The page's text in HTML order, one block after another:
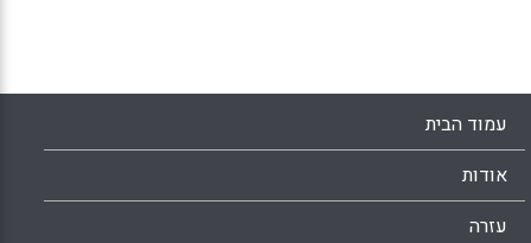
בשיפור ההוראה והלמידה (Tracie M. Addy,
Patricia Simmons, Grant E. Gardner, &
Jennifer Albert).
WhatsApp
Facebook
Email
X
עמוד הבית
אודות
עזרה